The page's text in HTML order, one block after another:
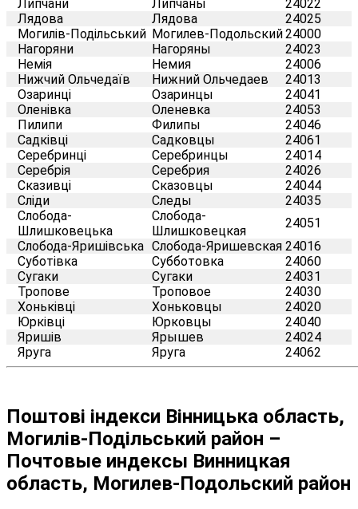
Липчани
Липчаны
24022
Лядова
Лядова
24025
Могилів-Подільський Могилев-Подольский24000
Нагоряни
Нагоряны
24023
Немія
Немия
24006
Нижчий Ольчедаїв
Нижний Ольчедаев
24013
Озаринці
Озаринцы
24041
Оленівка
Оленевка
24053
Пилипи
Филипы
24046
Садківці
Садковцы
24061
Серебринці
Серебринцы
24014
Серебрія
Серебрия
24026
Сказивці
Сказовцы
24044
Сліди
Следы
24035
Слобода-
Шлишковецька
Слобода-
Шлишковецкая
24051
Слобода-Яришівська Слобода-Яришевская 24016
Суботівка
Субботовка
24060
Сугаки
Сугаки
24031
Тропове
Троповое
24030
Хоньківці
Хоньковцы
24020
Юрківці
Юрковцы
24040
Яришів
Ярышев
24024
Яруга
Яруга 24062
Поштові індекси Вінницька область,
Могилів-Подільський район –
Почтовые индексы Винницкая
область, Могилев-Подольский район